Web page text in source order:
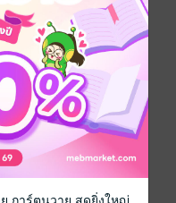
นดวงใจของเขาอยู่
องย้ายออกไป
pdf, epub
28 มิถุนายน 2568